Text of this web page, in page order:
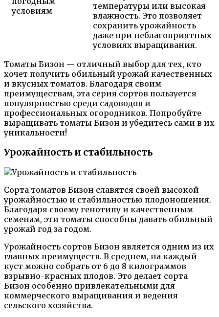
условиям
температуры или высокая
влажность. Это позволяет
сохранить урожайность
даже при неблагоприятных
условиях выращивания.
Томаты Бизон — отличный выбор для тех, кто
хочет получить обильный урожай качественных
и вкусных томатов. Благодаря своим
преимуществам, эта серия сортов пользуется
популярностью среди садоводов и
профессиональных огородников. Попробуйте
выращивать томаты Бизон и убедитесь сами в их
уникальности!
Урожайность и стабильность
Сорта томатов Бизон славятся своей высокой
урожайностью и стабильностью плодоношения.
Благодаря своему генотипу и качественным
семенам, эти томаты способны давать обильный
урожай год за годом.
Урожайность сортов Бизон является одним из их
главных преимуществ. В среднем, на каждый
куст можно собрать от 6 до 8 килограммов
взрывно-красных плодов. Это делает сорта
Бизон особенно привлекательными для
коммерческого выращивания и ведения
сельского хозяйства.